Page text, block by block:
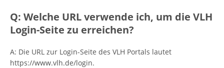
Q: Welche URL verwende ich, um die VLH
Login-Seite zu erreichen?
A: Die URL zur Login-Seite des VLH Portals lautet
https://www.vlh.de/login.